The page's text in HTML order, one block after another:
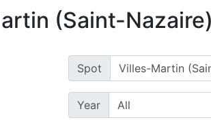
(Saint-
Spot
Year